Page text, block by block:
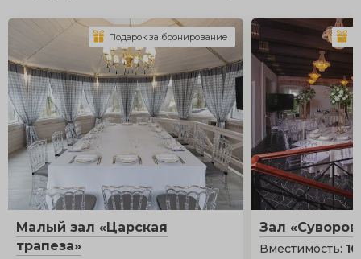
Малый зал «Царская
трапеза»
Подарок за бронирование
Зал
Вместимость: